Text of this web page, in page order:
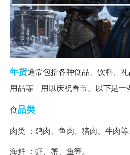
年货通常包括各种食品、饮料、
用品等，用以庆祝春节。以下是一
食品类
肉类 ：鸡肉、鱼肉、猪肉、牛肉等
海鲜 ：虾、蟹、鱼等。